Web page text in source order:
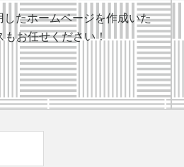
たホームページを作成いた
お任せください！